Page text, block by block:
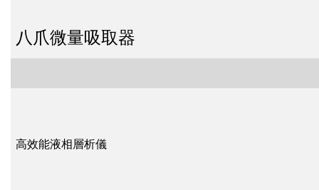
八爪微量吸取器
高效能液相層析儀